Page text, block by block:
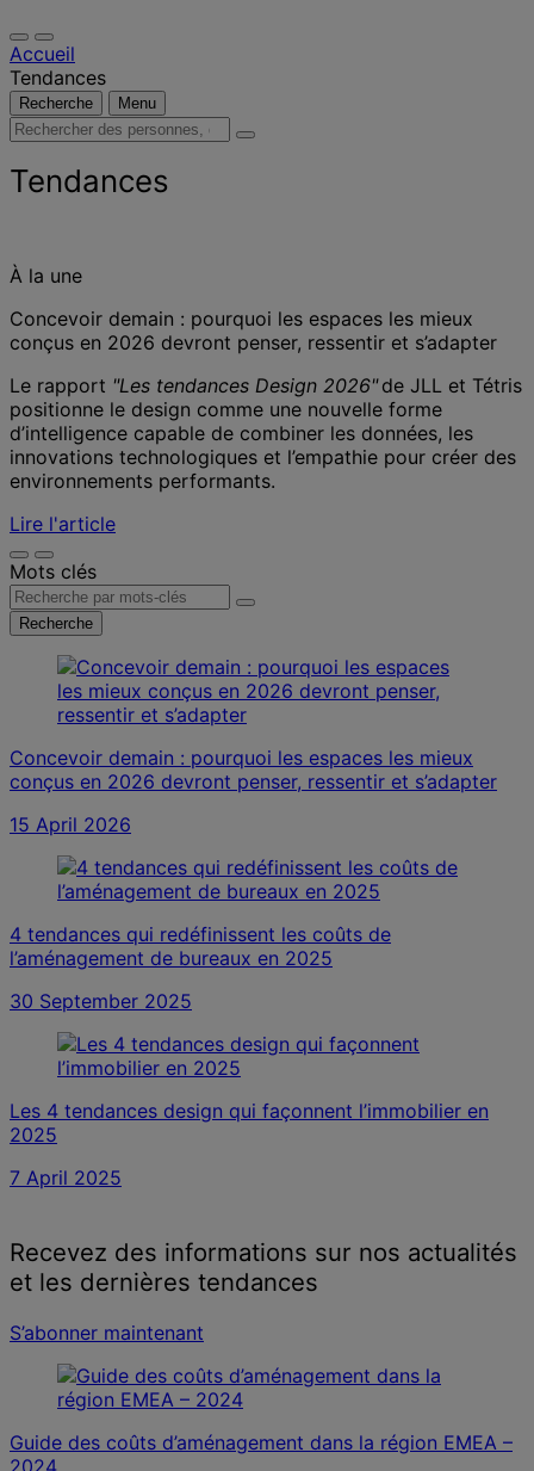
Accueil
Tendances
Recherche Menu
Rechercher
personnes,
des
actualités
des
informations
Tendances
À la une
Concevoir demain : pourquoi les espaces les mieux
conçus en 2026 devront penser, ressentir et s’adapter
Le rapport "Les tendances Design 2026"de JLL et Tétris
positionne le design comme une nouvelle forme
d’intelligence capable de combiner les données, les
innovations technologiques et l’empathie pour créer des
environnements performants.
Lire l'article
Mots clés
Recherche
Concevoir demain : pourquoi les espaces les mieux
conçus en 2026 devront penser, ressentir et s’adapter
15 April 2026
4 tendances qui redéfinissent les coûts de
l’aménagement de bureaux en 2025
30 September 2025
Les 4 tendances design qui façonnent l’immobilier en
2025
7 April 2025
Recevez des informations sur nos actualités
et les dernières tendances
S’abonner maintenant
Guide des coûts d’aménagement dans la région EMEA –